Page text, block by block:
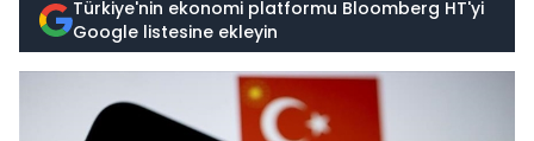
Türkiye'nin ekonomi platformu Bloomberg HT'yi
Google listesine ekleyin